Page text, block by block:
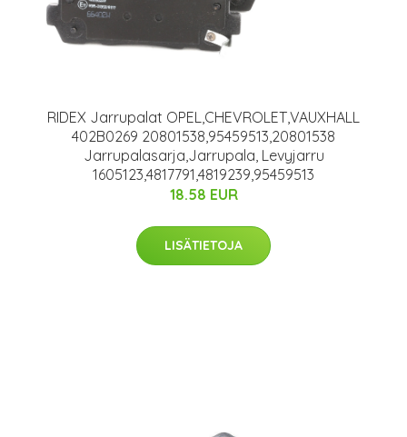
RIDEX Jarrupalat OPEL,CHEVROLET,VAUXHALL
402B0269 20801538,95459513,20801538
Jarrupalasarja,Jarrupala, Levyjarru
1605123,4817791,4819239,95459513
18.58 EUR
LISÄTIETOJA